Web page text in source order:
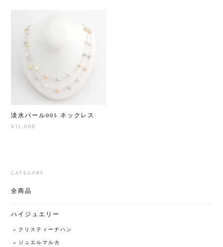
淡水パール005 ネックレス
¥11,000
CATEGORY
全商品
ハイジュエリー
クリスティーナハン
ジュエルマルカ